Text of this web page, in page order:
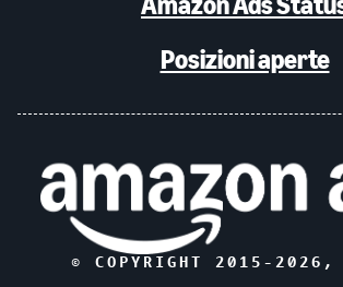
Posizioni aperte
© COPYRIGHT 2015- 2026 ,